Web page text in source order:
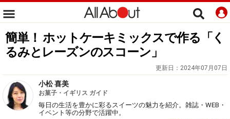
簡単！ ホットケーキミックスで作る「く
るみとレーズンのスコーン」
更新日： 2024年07月07日
小松 喜美
お菓子・イギリス ガイド
毎日の生活を豊かに彩るスイーツの魅力を紹介。雑誌・WEB・
イベント等の分野で活躍中。